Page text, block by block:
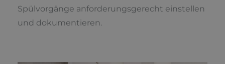
Spülvorgänge anforderungsgerecht einstellen
und dokumentieren.